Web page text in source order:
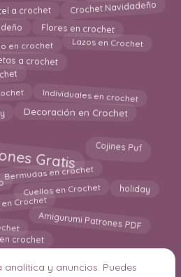
a crochet Crochet Navidadeño
Flores en crochet
en crochet Lazos en Crochet
a crochet
Individuales en crochet
Decoración en Crochet
Gratis Cojines Puf
Bermudas en crochet
Cuellos en Crochet holiday
Crochet
Amigurumi Patrones PDF
crochet
y anuncios. Puedes